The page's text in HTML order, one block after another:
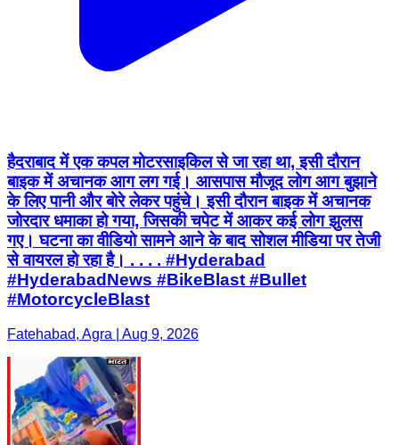
हैदराबाद में एक कपल मोटरसाइकिल से जा रहा था, इसी दौरान
बाइक में अचानक आग लग गई। आसपास मौजूद लोग आग बुझाने
के लिए पानी और बोरे लेकर पहुंचे। इसी दौरान बाइक में अचानक
जोरदार धमाका हो गया, जिसकी चपेट में आकर कई लोग झुलस
गए। घटना का वीडियो सामने आने के बाद सोशल मीडिया पर तेजी
से वायरल हो रहा है। . . . . #Hyderabad
#HyderabadNews #BikeBlast #Bullet
#MotorcycleBlast
Fatehabad, Agra | Aug 9, 2026